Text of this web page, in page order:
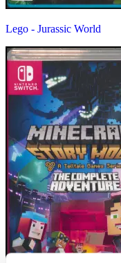
Lego - Jurassic World